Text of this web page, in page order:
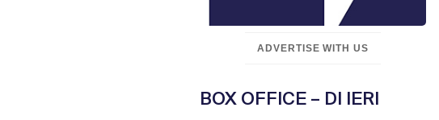
ADVERTISE WITH US
BOX OFFICE – DI IERI